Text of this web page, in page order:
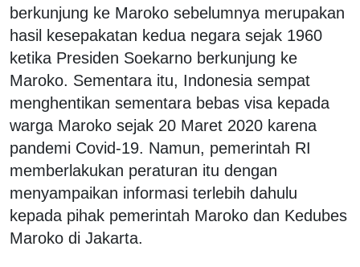
berkunjung ke Maroko sebelumnya merupakan
hasil kesepakatan kedua negara sejak 1960
ketika Presiden Soekarno berkunjung ke
Maroko. Sementara itu, Indonesia sempat
menghentikan sementara bebas visa kepada
warga Maroko sejak 20 Maret 2020 karena
pandemi Covid-19. Namun, pemerintah RI
memberlakukan peraturan itu dengan
menyampaikan informasi terlebih dahulu
kepada pihak pemerintah Maroko dan Kedubes
Maroko di Jakarta.